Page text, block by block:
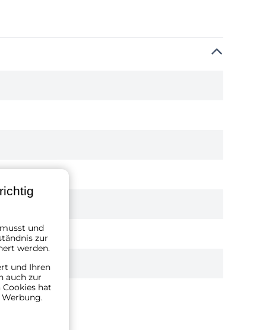
und
zur
werden.
und Ihren
auch zur
hat